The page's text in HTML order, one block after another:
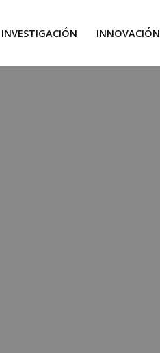
INVESTIGACIÓN INNOVACIÓN